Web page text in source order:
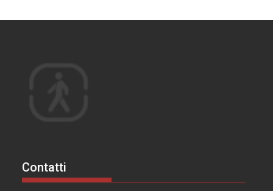
Contatti